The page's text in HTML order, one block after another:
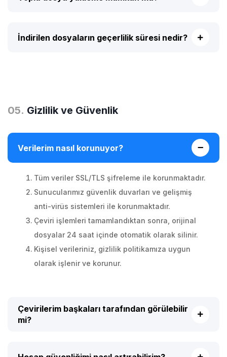
İndirilen dosyaların geçerlilik süresi nedir?
05. Gizlilik ve Güvenlik
Verilerim nasıl korunuyor?
Tüm veriler SSL/TLS şifreleme ile korunmaktadır.
Sunucularımız güvenlik duvarları ve gelişmiş
anti-virüs sistemleri ile korunmaktadır.
Çeviri işlemleri tamamlandıktan sonra, orijinal
dosyalar 24 saat içinde otomatik olarak silinir.
Kişisel verileriniz, gizlilik politikamıza uygun
olarak işlenir ve korunur.
Çevirilerim başkaları tarafından görülebilir
mi?